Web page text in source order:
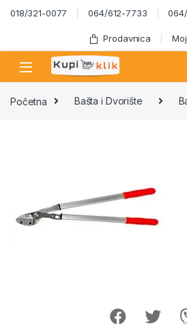
Skip to navigation
Skip to content
018/321-0077 064/612-7733
Prodavnica
Početna Bašta i Dvorište